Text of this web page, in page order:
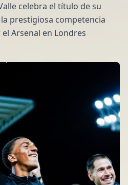
celebra el título de su
prestigiosa competencia
Arsenal en Londres